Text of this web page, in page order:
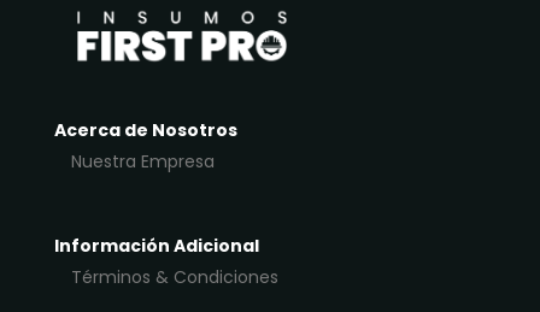
Acerca de Nosotros
Nuestra Empresa
Información Adicional
Términos & Condiciones